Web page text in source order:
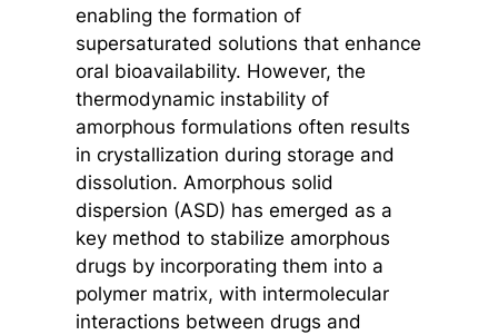
enabling the formation of
supersaturated solutions that enhance
oral bioavailability. However, the
thermodynamic instability of
amorphous formulations often results
in crystallization during storage and
dissolution. Amorphous solid
dispersion (ASD) has emerged as a
key method to stabilize amorphous
drugs by incorporating them into a
polymer matrix, with intermolecular
interactions between drugs and